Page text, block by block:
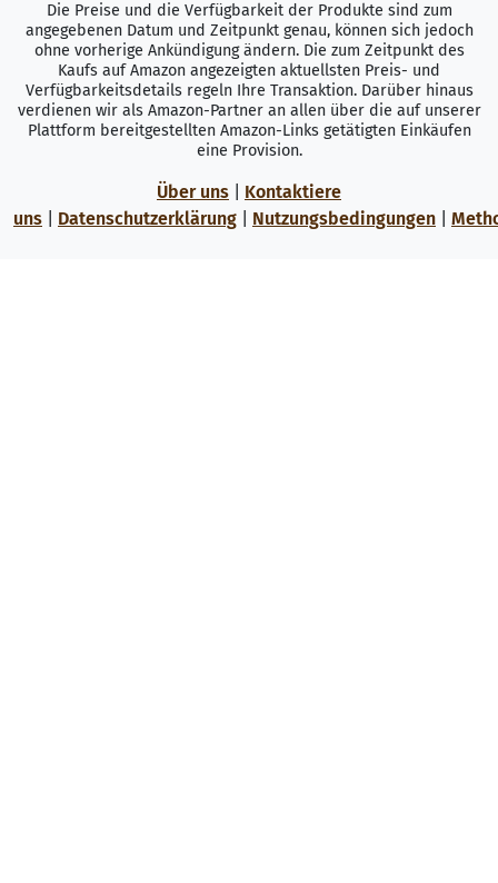
Die Preise und die Verfügbarkeit der Produkte sind zum
angegebenen Datum und Zeitpunkt genau, können sich jedoch
ohne vorherige Ankündigung ändern. Die zum Zeitpunkt des
Kaufs auf Amazon angezeigten aktuellsten Preis- und
Verfügbarkeitsdetails regeln Ihre Transaktion. Darüber hinaus
verdienen wir als Amazon-Partner an allen über die auf unserer
Plattform bereitgestellten Amazon-Links getätigten Einkäufen
eine Provision.
Über uns
Kontaktiere
uns
Datenschutzerklärung Nutzungsbedingungen